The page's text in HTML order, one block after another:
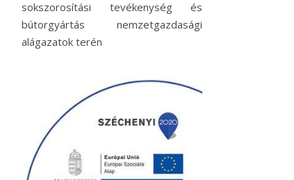
sokszorosítási tevékenység és
bútorgyártás nemzetgazdasági
alágazatok terén